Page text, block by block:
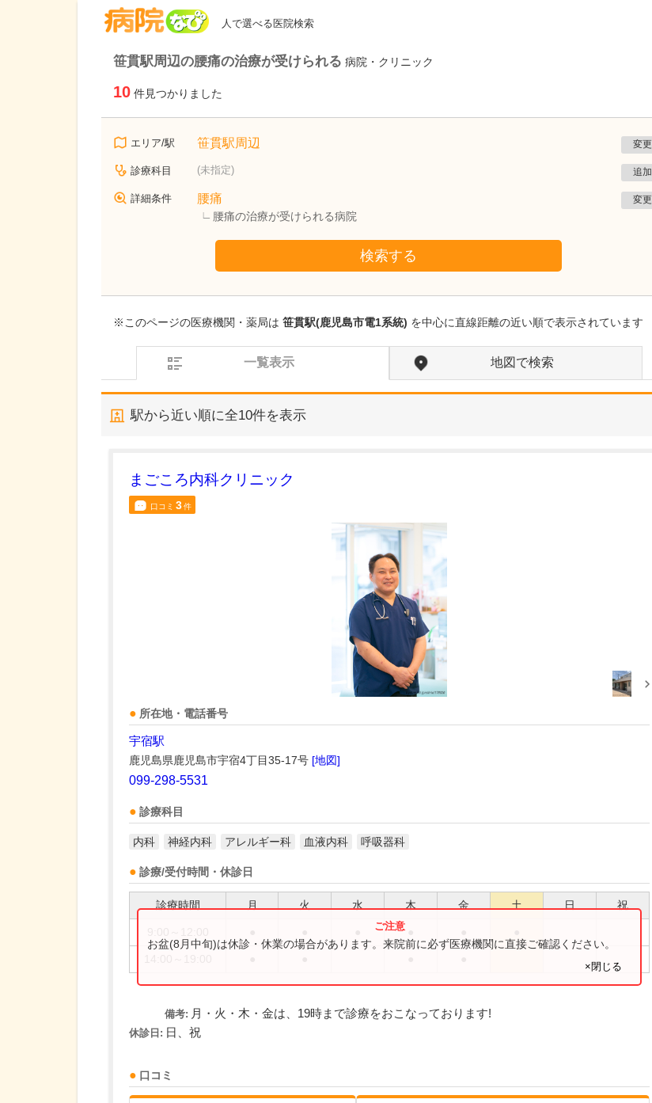
人で選べる医院検索
笹貫駅周辺の腰痛の治療が受けられる 病院・クリニック
10 件見つかりました
エリア/駅 笹貫駅周辺 変更
診療科目 (未指定) 追加
詳細条件 腰痛
腰痛の治療が受けられる病院
変更
検索する
※このページの医療機関・薬局は 笹貫駅(鹿児島市電1系統) を中心に直線距離の近い順で表示されています
一覧表示 地図で検索
駅から近い順に全10件を表示
まごころ内科クリニック
口コミ 3件
所在地・電話番号
宇宿駅
鹿児島県鹿児島市宇宿4丁目35-17号 [地図]
099-298-5531
診療科目
内科 神経内科 アレルギー科 血液内科 呼吸器科
診療/受付時間・休診日
診療時間 月 火 水 木 金 土 日 祝
お盆(8月中旬)は休診・休業の場合があります。来院前に必ず医療機関に直接ご確認ください。
×閉じる
備考: 月・火・木・金は、19時まで診療をおこなっております!
休診日: 日、祝
口コミ
緑ヶ丘クリニック
新田 翔 院長
桂 久和 医師 取材記事
貴院の診療内容を教えてください。